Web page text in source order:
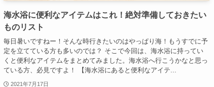
海水浴に便利なアイテムはこれ！絶対準備しておきたい
ものリスト
毎日暑いですねー！そんな時行きたいのはやっぱり海！もうすでに予
定を立てている方も多いのでは？ そこで今回は、海水浴に持ってい
くと便利なアイテムをまとめてみました。海水浴へ行こうかなと思っ
ている方、必見ですよ！ 【海水浴にあると便利なアイテ...
2021年7月17日